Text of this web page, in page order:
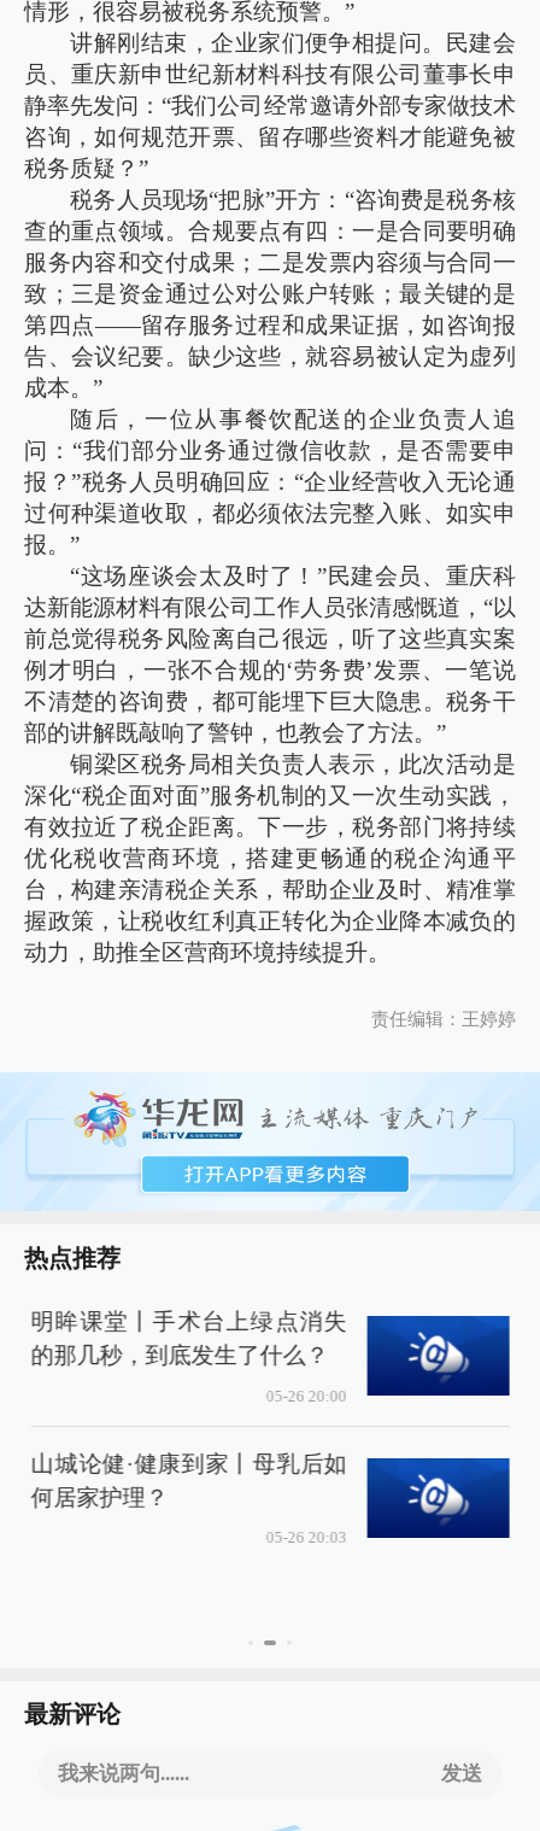
情形，很容易被税务系统预警。”
讲解刚结束，企业家们便争相提问。民建会
员、重庆新申世纪新材料科技有限公司董事长申
静率先发问：“我们公司经常邀请外部专家做技术
咨询，如何规范开票、留存哪些资料才能避免被
税务质疑？”
税务人员现场“把脉”开方：“咨询费是税务核
查的重点领域。合规要点有四：一是合同要明确
服务内容和交付成果；二是发票内容须与合同一
致；三是资金通过公对公账户转账；最关键的是
第四点——留存服务过程和成果证据，如咨询报
告、会议纪要。缺少这些，就容易被认定为虚列
成本。”
随后，一位从事餐饮配送的企业负责人追
问：“我们部分业务通过微信收款，是否需要申
报？”税务人员明确回应：“企业经营收入无论通
过何种渠道收取，都必须依法完整入账、如实申
报。”
“这场座谈会太及时了！”民建会员、重庆科
达新能源材料有限公司工作人员张清感慨道，“以
前总觉得税务风险离自己很远，听了这些真实案
例才明白，一张不合规的‘劳务费’发票、一笔说
不清楚的咨询费，都可能埋下巨大隐患。税务干
部的讲解既敲响了警钟，也教会了方法。”
铜梁区税务局相关负责人表示，此次活动是
深化“税企面对面”服务机制的又一次生动实践，
有效拉近了税企距离。下一步，税务部门将持续
优化税收营商环境，搭建更畅通的税企沟通平
台，构建亲清税企关系，帮助企业及时、精准掌
握政策，让税收红利真正转化为企业降本减负的
动力，助推全区营商环境持续提升。
责任编辑：王婷婷
热点推荐
明眸课堂丨手术台上绿点消失
的那几秒，到底发生了什么？
05-26 20:00
山城论健·健康到家丨母乳后如
何居家护理？
05-26 20:03
最新评论
我来说两句...... 发送